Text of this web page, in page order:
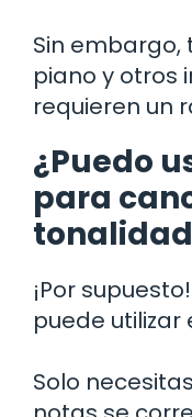
Sin embargo,
piano y otros
requieren un
¿Puedo
para
¡Por
puede
Solo